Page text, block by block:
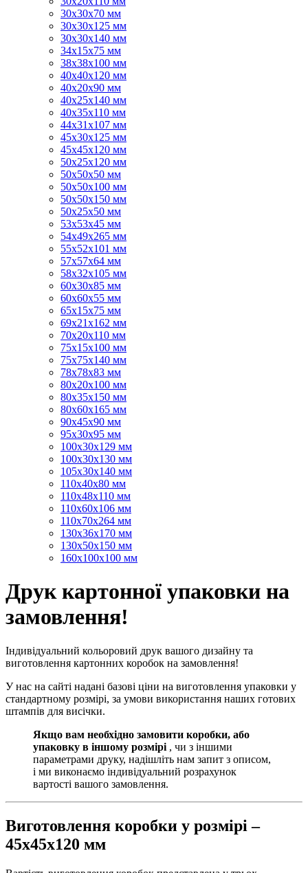
30х30х70 мм
30х30х125 мм
30х30х140 мм
34х15х75 мм
38х38х100 мм
40х40х120 мм
40х20х90 мм
40х25х140 мм
40х35х110 мм
44х31х107 мм
45х30х125 мм
45х45х120 мм
50х25х120 мм
50х50х50 мм
50х50х100 мм
50х50х150 мм
50х25х50 мм
53х53х45 мм
54х49х265 мм
55х52х101 мм
57х57х64 мм
58х32х105 мм
60х30х85 мм
60х60х55 мм
65х15х75 мм
69х21х162 мм
70х20х110 мм
75х15х100 мм
75х75х140 мм
78х78х83 мм
80х20х100 мм
80х35х150 мм
80х60х165 мм
90х45х90 мм
95х30х95 мм
100х30х129 мм
100х30х130 мм
105х30х140 мм
110х40х80 мм
110х48х110 мм
110х60х106 мм
110х70х264 мм
130х36х170 мм
130х50х150 мм
160х100х100 мм
Друк картонної упаковки на
замовлення!
Індивідуальний кольоровий друк вашого дизайну та
виготовлення картонних коробок на замовлення!
У нас на сайті надані базові ціни на виготовлення упаковки у
стандартному розмірі, за умови використання наших готових
штампів для висічки.
Якщо вам необхідно замовити коробки, або
упаковку в іншому розмірі , чи з іншими
параметрами друку, надішліть нам запит з описом,
і ми виконаємо індивідуальний розрахунок
вартості вашого замовлення.
Виготовлення коробки у розмірі –
45х45х120 мм